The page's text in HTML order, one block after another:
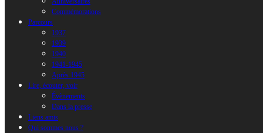
Commémorations
Parcours
1937
1939
1940
1941-1945
Après 1945
Lire, écouter, voir
Évènements
Dans la presse
Liens amis
Qui sommes nous ?